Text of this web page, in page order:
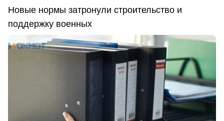
Новые нормы затронули строительство и
поддержку военных